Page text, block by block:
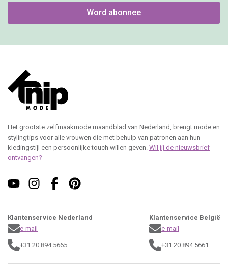
Word abonnee
Het grootste zelfmaakmode maandblad van Nederland, brengt mode en
stylingtips voor alle vrouwen die met behulp van patronen aan hun
kledingstijl een persoonlijke touch willen geven. Wil jij de nieuwsbrief
ontvangen?
Klantenservice Nederland
e-mail
+31 20 894 5665
Klantenservice België
e-mail
+31 20 894 5661